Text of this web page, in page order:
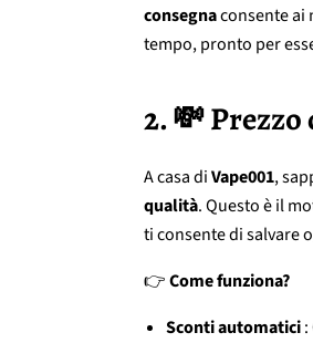
consegnaconsente ai
tempo, pronto per
2. 💸
A casa diVape001,
qualità. Questo è il
ti consente di salvare
👉Come funziona?
Sconti automatici